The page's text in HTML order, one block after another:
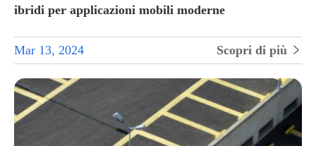
ibridi per applicazioni mobili moderne
Mar 13, 2024 Scopri di più 